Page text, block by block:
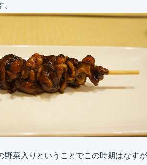
野菜入りということでこの時期はなすが